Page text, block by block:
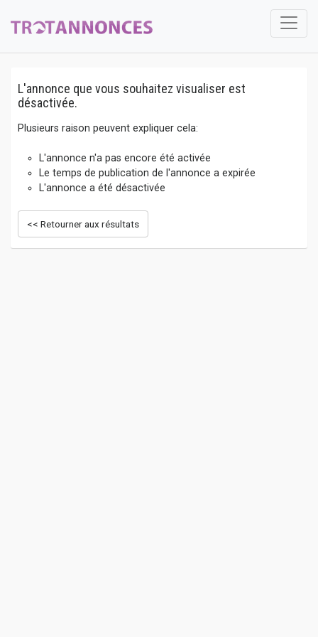
L'annonce que vous souhaitez visualiser est
désactivée.
Plusieurs raison peuvent expliquer cela:
L'annonce n'a pas encore été activée
Le temps de publication de l'annonce a expirée
L'annonce a été désactivée
<< Retourner aux résultats